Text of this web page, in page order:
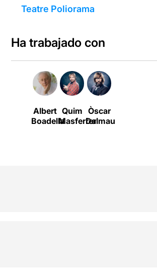
Teatre Poliorama
Ha trabajado con
Albert
Boadella
Quim
Masferrer
Òscar
Dalmau